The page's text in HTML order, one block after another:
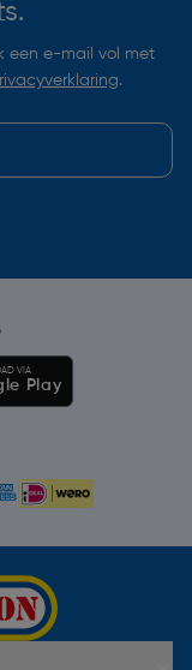
een e-mail vol met
.
VIA
Play